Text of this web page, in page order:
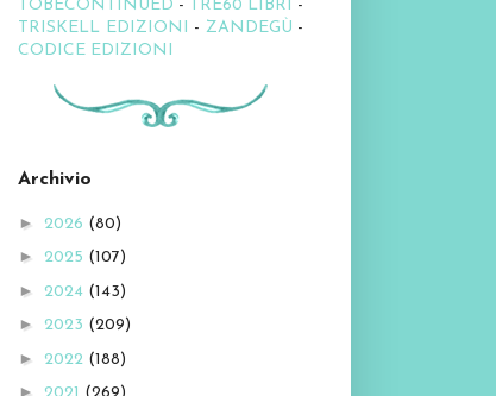
TOBECONTINUED - TRE60 LIBRI -
TRISKELL EDIZIONI - ZANDEGÙ -
CODICE EDIZIONI
Archivio
► 2026 (80)
► 2025 (107)
► 2024 (143)
► 2023 (209)
► 2022 (188)
►